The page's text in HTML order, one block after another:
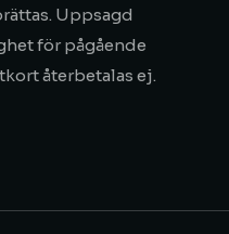
Uppsagd
för pågående
återbetalas ej.